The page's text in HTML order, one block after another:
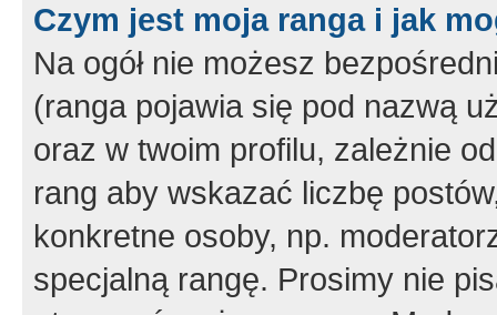
Czym jest moja ranga i jak
Na ogół nie możesz
(ranga pojawia się pod nazwą
oraz w twoim profilu, zależnie
rang aby wskazać liczbę
konkretne osoby, np.
specjalną rangę. Prosimy nie